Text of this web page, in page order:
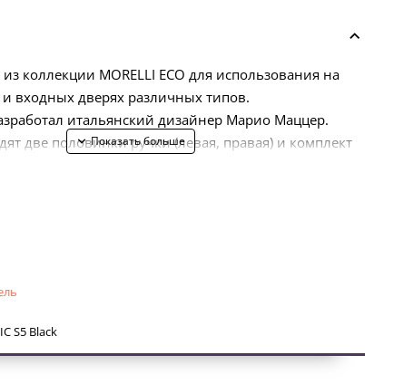
коллекции MORELLI ECO для использования на
входных дверях различных типов.
итальянский дизайнер Марио Маццер.
две половинки ручки (левая, правая) и комплект
S5 Black